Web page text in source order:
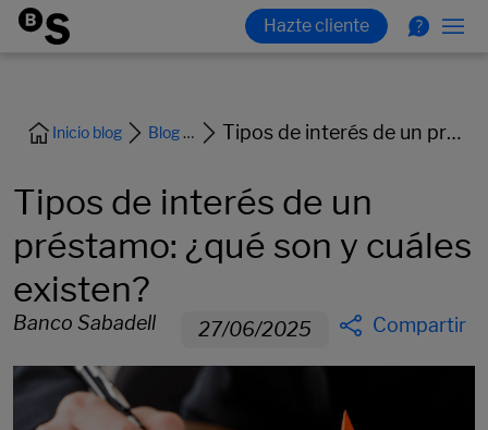
Inicio blog Blog Empresas Tipos de interés de un préstamo: ¿qué son y cuáles existen?
Tipos de interés de un
préstamo: ¿qué son y cuáles
existen?
Banco Sabadell 27/06/2025 Compartir